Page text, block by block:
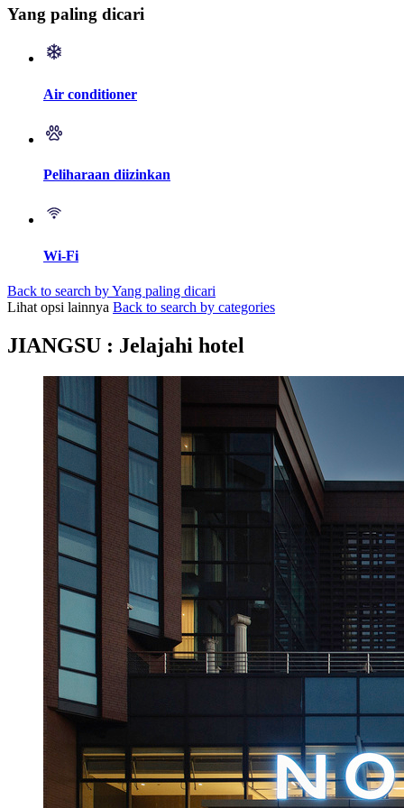
Yang paling dicari
Air conditioner
Peliharaan diizinkan
Wi-Fi
Back to search by Yang paling dicari
Lihat opsi lainnya Back to search by categories
JIANGSU : Jelajahi hotel